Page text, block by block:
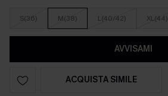
S(36) M(38) L(40/42) XL(44)
AVVISAMI
ACQUISTA SIMILE